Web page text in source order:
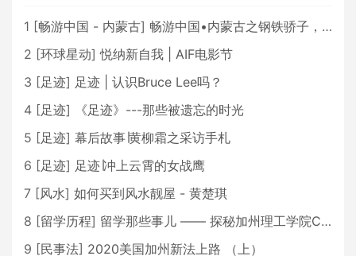
1 [畅游中国 - 内蒙古] 畅游中国•内蒙古之钢铁骄子，魅力包头
2 [环球星动] 悦纳新自我 | AIF电影节
3 [足迹] 足迹 | 认识Bruce Lee吗？
4 [足迹]
《足迹》---那些被遗忘的时光
5 [足迹] 幕后故事∣黄柳霜之采访手札
6 [足迹] 足迹∣冲上云霄的女战鹰
7 [风水] 如何买到风水靓屋 - 黄楚琪
8 [留学历程] 留学那些事儿 —— 探秘加州理工学院Caltech博士生活 [上集]
9 [民事法] 2020美国加州新法上路 （上）